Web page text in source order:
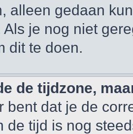
alleen gedaan
Als je nog niet
dit te doen.
de tijdzone,
bent dat je de
de tijd is nog